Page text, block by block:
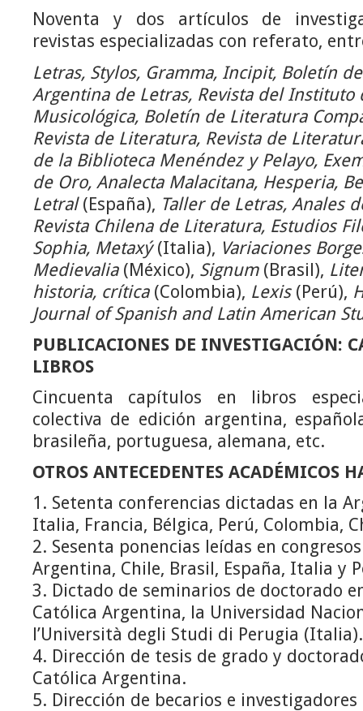
Noventa y dos artículos de
revistas especializadas con referato,
Letras, Stylos, Gramma, Incipit, Boletín
Argentina de Letras, Revista del Instituto
Musicológica, Boletín de Literatura
Revista de Literatura, Revista de
de la Biblioteca Menéndez y Pelayo,
de Oro, Analecta Malacitana, Hesperia,
Letral(España), Taller de Letras, Anales
Revista Chilena de Literatura, Estudios
Sophia, Metaxý(Italia), Variaciones
Medievalia(México), Signum (Brasil),
historia, crítica(Colombia), Lexis(Perú),
Journal of Spanish and Latin American
PUBLICACIONES DE INVESTIGACIÓN:
LIBROS
Cincuenta capítulos en libros
colectiva de edición argentina,
brasileña, portuguesa, alemana, etc.
OTROS ANTECEDENTES ACADÉMICOS
1. Setenta conferencias dictadas en la
Italia, Francia, Bélgica, Perú, Colombia,
2. Sesenta ponencias leídas en
Argentina, Chile, Brasil, España, Italia y
3. Dictado de seminarios de doctorado
Católica Argentina, la Universidad
l’Università degli Studi di Perugia (Italia).
4. Dirección de tesis de grado y
Católica Argentina.
5. Dirección de becarios e investigadores